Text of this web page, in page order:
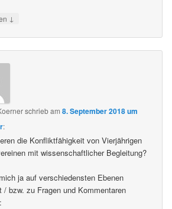
↓
schriebam8. September 2018 um
:
die Konfliktfähigkeit von Vierjährigen
mit wissenschaftlicher Begleitung?
ja auf verschiedensten Ebenen
/ bzw. zu Fragen und Kommentaren